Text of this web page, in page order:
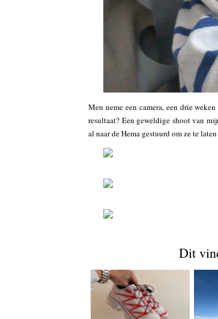
Men neme een camera, een drie
resultaat? Een geweldige shoot van
al naar de Hema gestuurd om ze te
Dit